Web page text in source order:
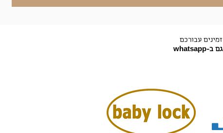
זמינים עבורכם
גם ב-whatsapp